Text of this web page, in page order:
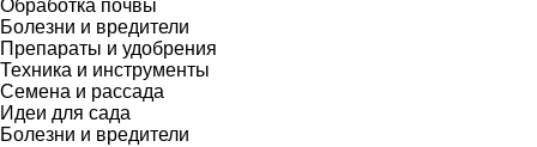
Обработка почвы
Болезни и вредители
Препараты и удобрения
Техника и инструменты
Семена и рассада
Идеи для сада
Болезни и вредители